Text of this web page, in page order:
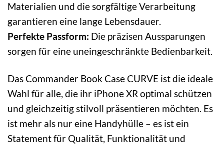
Materialien und die sorgfältige Verarbeitung
garantieren eine lange Lebensdauer.
Perfekte Passform: Die präzisen Aussparungen
sorgen für eine uneingeschränkte Bedienbarkeit.
Das Commander Book Case CURVE ist die ideale
Wahl für alle, die ihr iPhone XR optimal schützen
und gleichzeitig stilvoll präsentieren möchten. Es
ist mehr als nur eine Handyhülle – es ist ein
Statement für Qualität, Funktionalität und